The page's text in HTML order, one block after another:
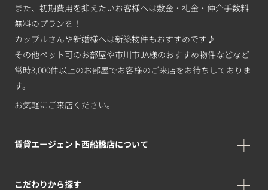
また、初期費用を抑えたいお客様へは敷金・礼金・仲介手数料
無料のプランを！
カップルさんや新婚様へは新築物件もおすすめです♪
その他ペット可のお部屋や市川市JA様のおすすめ物件などなど
常時3,000件以上のお部屋でお客様のご来店をお待ちしておりま
す。
お気軽にご来店ください。
賃貸エージェント西船橋店について
こだわりから探す